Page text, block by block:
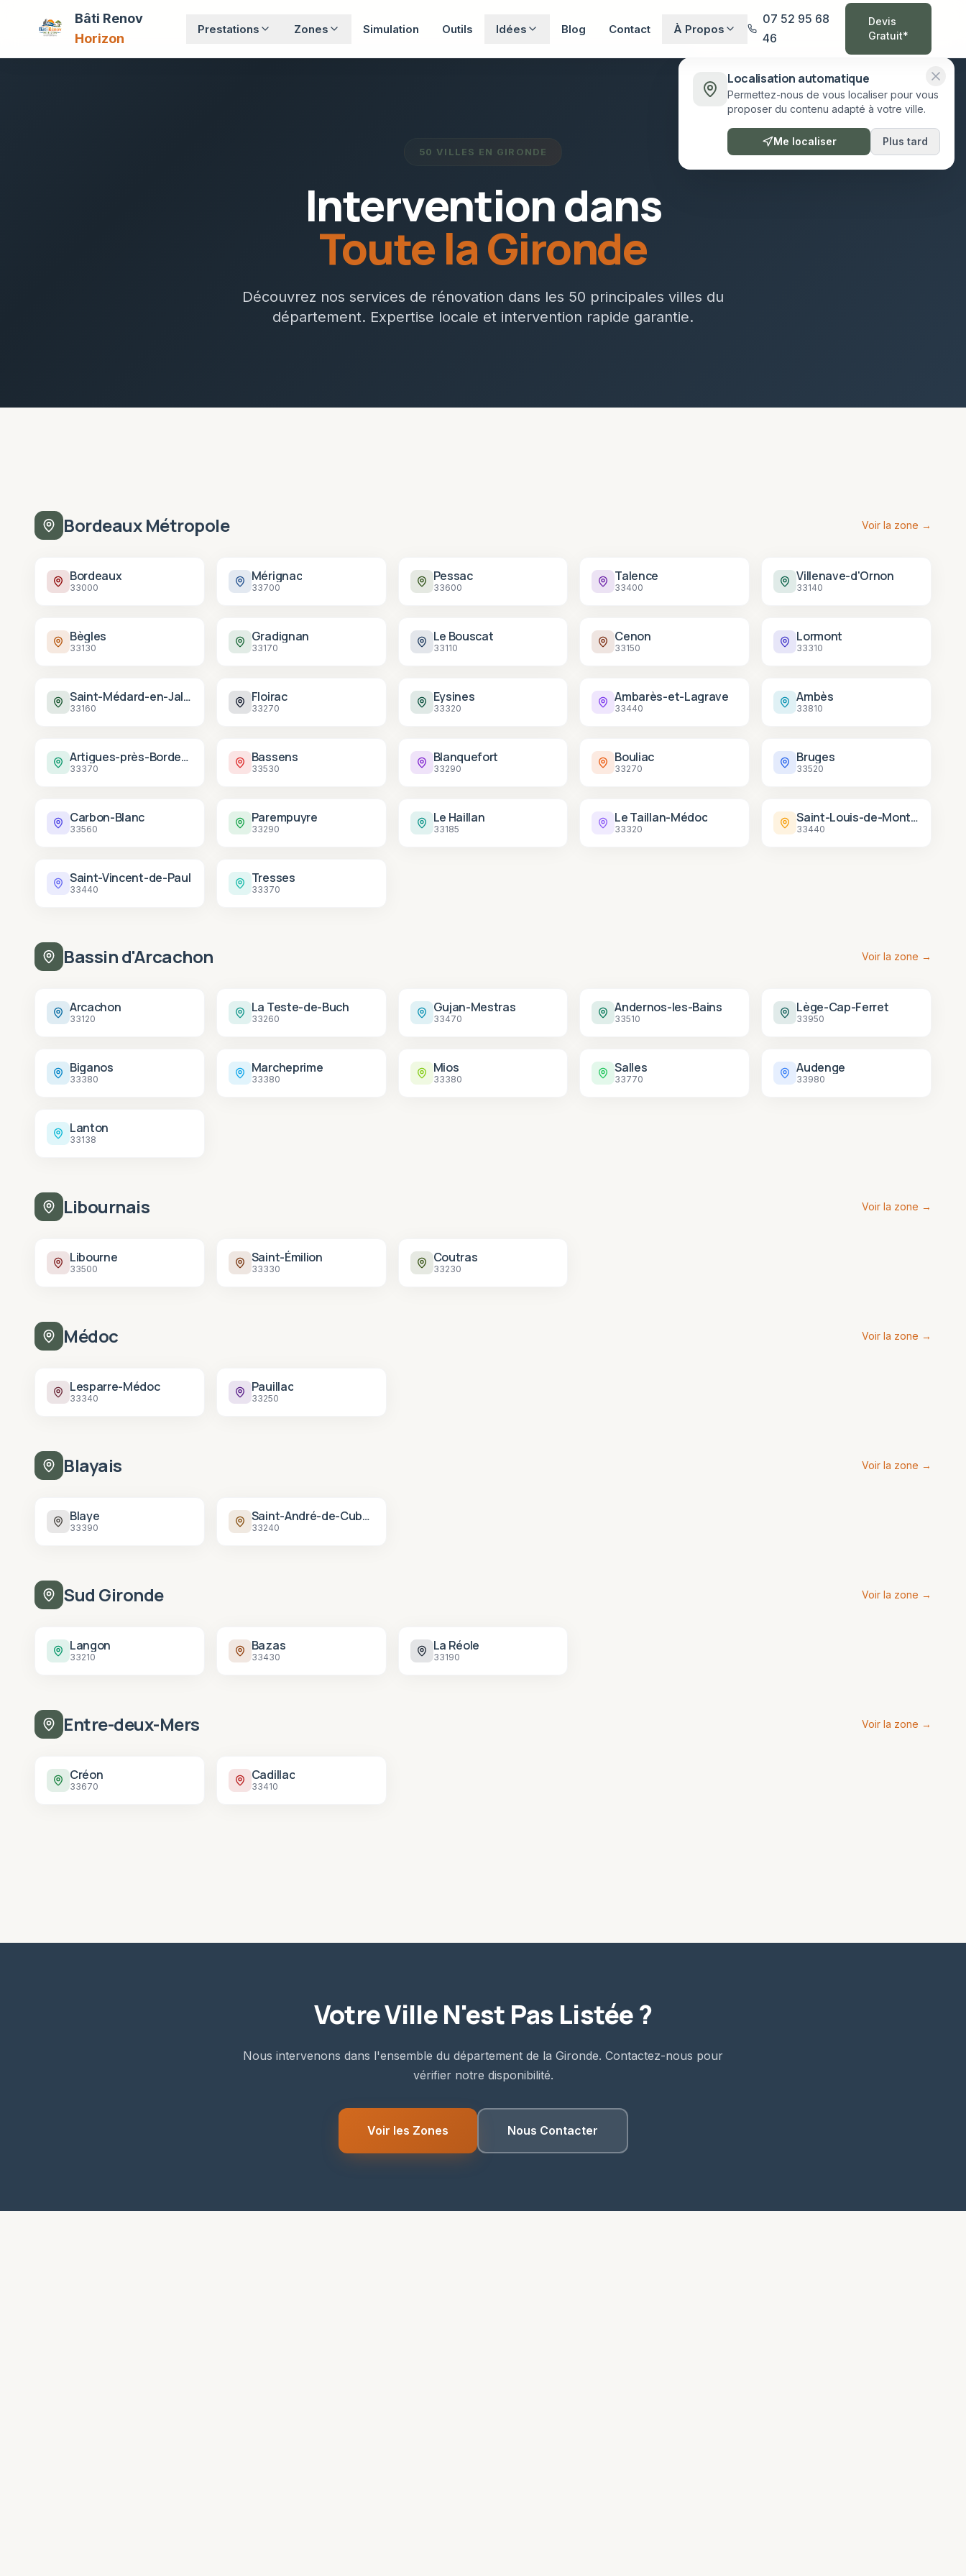
Bâti Renov
Horizon
Prestations Zones Simulation Outils Idées Blog Contact À Propos
07 52 95 68
46
Devis
Gratuit*
50 VILLES EN GIRONDE
Intervention dans
Toute la Gironde
Découvrez nos services de rénovation dans les 50 principales villes du
département. Expertise locale et intervention rapide garantie.
Bordeaux Métropole Voir la zone →
Bordeaux
33000
Mérignac
33700
Pessac
33600
Talence
33400
Villenave-d'Ornon
33140
Bègles
33130
Gradignan
33170
Le Bouscat
33110
Cenon
33150
Lormont
33310
Saint-Médard-en-Jalles
33160
Floirac
33270
Eysines
33320
Ambarès-et-Lagrave
33440
Ambès
33810
Artigues-près-Bordeaux
33370
Bassens
33530
Blanquefort
33290
Bouliac
33270
Bruges
33520
Carbon-Blanc
33560
Parempuyre
33290
Le Haillan
33185
Le Taillan-Médoc
33320
Saint-Louis-de-Montferrand
33440
Saint-Vincent-de-Paul
33440
Tresses
33370
Bassin d'Arcachon Voir la zone →
Arcachon
33120
La Teste-de-Buch
33260
Gujan-Mestras
33470
Andernos-les-Bains
33510
Lège-Cap-Ferret
33950
Biganos
33380
Marcheprime
33380
Mios
33380
Salles
33770
Audenge
33980
Lanton
33138
Libournais Voir la zone →
Libourne
33500
Saint-Émilion
33330
Coutras
33230
Médoc Voir la zone →
Lesparre-Médoc
33340
Pauillac
33250
Blayais Voir la zone →
Blaye
33390
Saint-André-de-Cubzac
33240
Sud Gironde Voir la zone →
Langon
33210
Bazas
33430
La Réole
33190
Entre-deux-Mers Voir la zone →
Créon
33670
Cadillac
33410
Votre Ville N'est Pas Listée ?
Nous intervenons dans l'ensemble du département de la Gironde. Contactez-nous pour
vérifier notre disponibilité.
Voir les Zones Nous Contacter
Localisation automatique
Permettez-nous de vous localiser pour vous
proposer du contenu adapté à votre ville.
Me localiser Plus tard